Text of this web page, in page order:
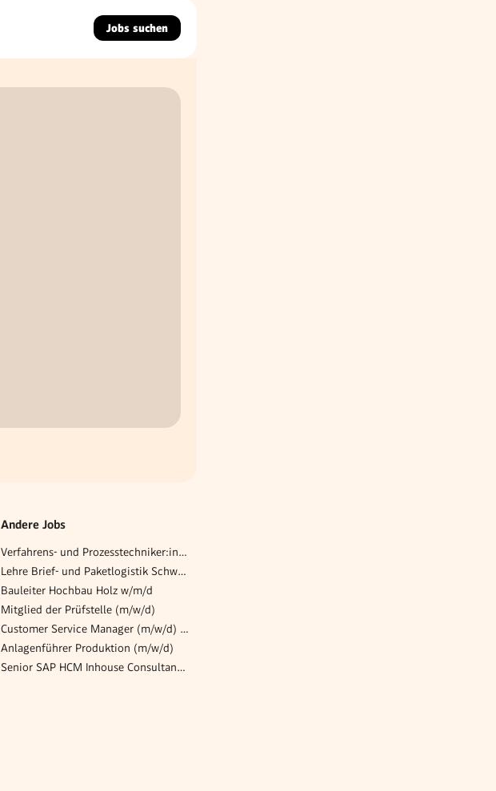
Jobs suchen
Andere Jobs
Verfahrens- und Prozesstechniker:in (m/w/d)
Lehre Brief- und Paketlogistik Schwerpunkt Distribution (w/m/d) Wien
Bauleiter Hochbau Holz w/m/d
Mitglied der Prüfstelle (m/w/d)
Customer Service Manager (m/w/d) 30h bis 38,5h möglich - erfolgreiches Biopharmazie-Unternehmen
Anlagenführer Produktion (m/w/d)
Senior SAP HCM Inhouse Consultant / Berater (m/w/d)